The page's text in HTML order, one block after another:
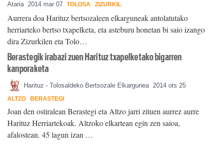
Ataria 2014 mar 07 TOLOSA ZIZURKIL
Aurrera doa Harituz bertsozaleen elkarguneak antolatutako
herriarteko bertso txapelketa, eta asteburu honetan bi saio izango
dira Zizurkilen eta Tolo…
Berastegik irabazi zuen Harituz txapelketako bigarren
kanporaketa
Harituz - Tolosaldeko Bertsozale Elkargunea 2014 ots 25
ALTZO BERASTEGI
Joan den ostiralean Berastegi eta Altzo jarri zituen aurrez aurre
Harituz Herriartekoak. Altzoko elkartean egin zen saioa,
afalostean. 45 lagun izan …